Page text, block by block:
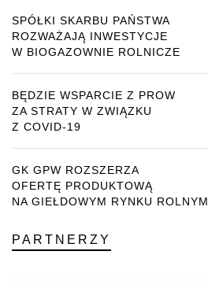
SPÓŁKI SKARBU PAŃSTWA
ROZWAŻAJĄ INWESTYCJE
W BIOGAZOWNIE ROLNICZE
BĘDZIE WSPARCIE Z PROW
ZA STRATY W ZWIĄZKU
Z COVID-19
GK GPW ROZSZERZA
OFERTĘ PRODUKTOWĄ
NA GIEŁDOWYM RYNKU ROLNYM
PARTNERZY